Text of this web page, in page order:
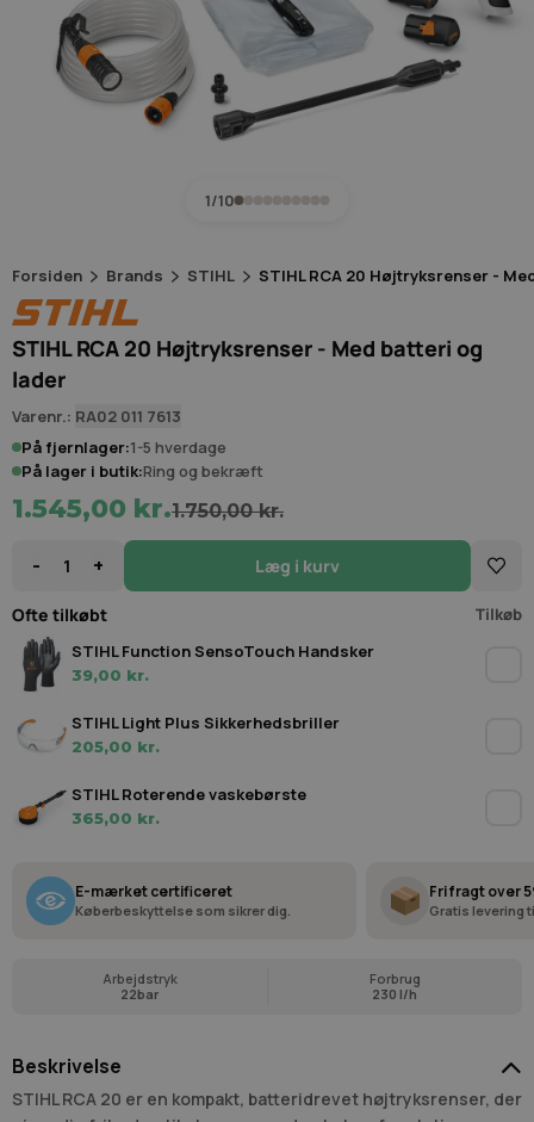
1/10
Forsiden Brands STIHL STIHL RCA 20 Højtryksrenser -
STIHL RCA 20 Højtryksrenser - Med batteri og
lader
Varenr.: RA02 011 7613
På fjernlager:1-5 hverdage
På lager i butik:Ring og bekræft
1.545,00 kr.1.750,00 kr.
- + Læg i kurv
Ofte tilkøbt
Tilkøb
STIHL Function SensoTouch Handsker
39,00 kr.
STIHL Light Plus Sikkerhedsbriller
205,00 kr.
STIHL Roterende vaskebørste
365,00 kr.
E-mærket certificeret
Køberbeskyttelse som sikrer dig.
Fri fragt over
Gratis levering
Arbejdstryk
22bar
Forbrug
230 l/h
Beskrivelse
STIHL RCA 20 er en kompakt, batteridrevet højtryksrenser, der